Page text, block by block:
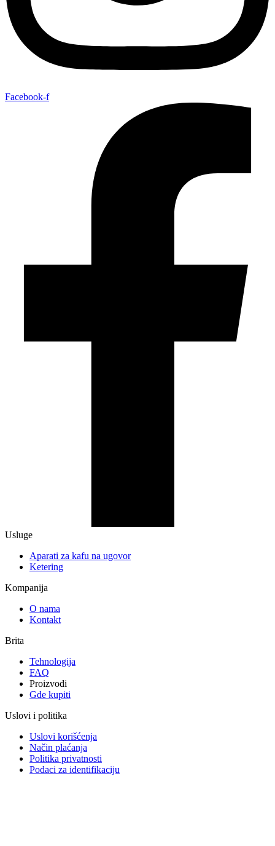
Facebook-f
Usluge
Aparati za kafu na ugovor
Ketering
Kompanija
O nama
Kontakt
Brita
Tehnologija
FAQ
Proizvodi
Gde kupiti
Uslovi i politika
Uslovi korišćenja
Način plaćanja
Politika privatnosti
Podaci za identifikaciju